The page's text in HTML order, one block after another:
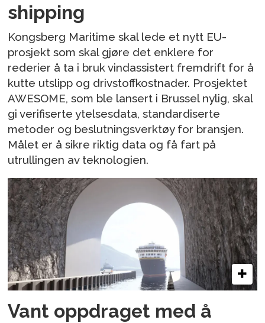
shipping
Kongsberg Maritime skal lede et nytt EU-
prosjekt som skal gjøre det enklere for
rederier å ta i bruk vindassistert fremdrift for å
kutte utslipp og drivstoffkostnader. Prosjektet
AWESOME, som ble lansert i Brussel nylig, skal
gi verifiserte ytelsesdata, standardiserte
metoder og beslutningsverktøy for bransjen.
Målet er å sikre riktig data og få fart på
utrullingen av teknologien.
Vant oppdraget med å